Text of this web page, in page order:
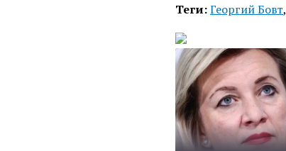
Теги:Георгий Бовт,